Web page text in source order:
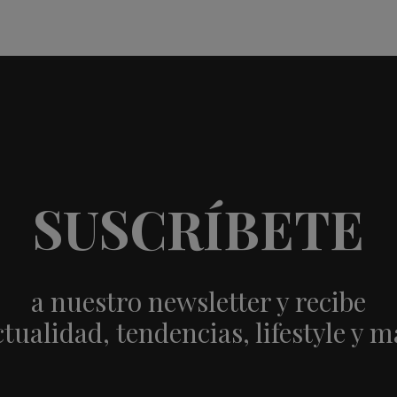
SUSCRÍBETE
a nuestro newsletter y recibe
tendencias, lifestyle y